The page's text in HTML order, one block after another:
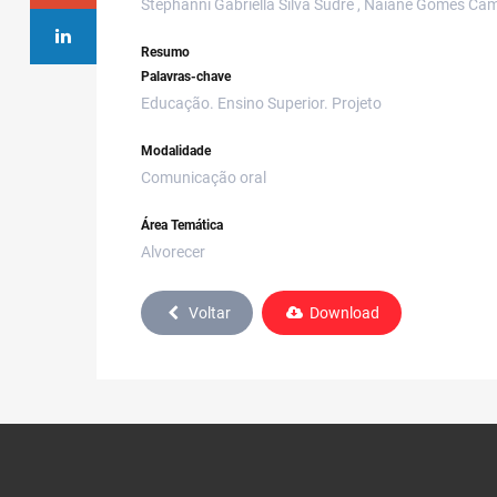
Stephanni Gabriella Silva Sudré , Naiane Gomes
Resumo
Palavras-chave
Educação. Ensino Superior. Projeto
Modalidade
Comunicação oral
Área Temática
Alvorecer
Voltar Download